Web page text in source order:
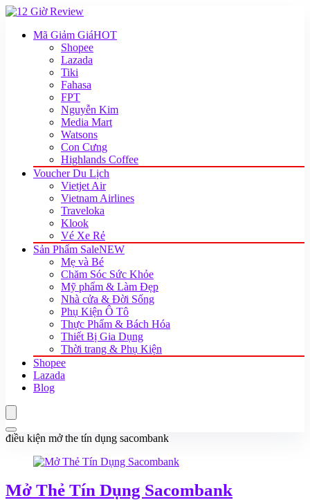
Mã Giảm GiáHOT
Shopee
Lazada
Tiki
Fahasa
FPT
Nguyễn Kim
Media Mart
Watsons
Con Cưng
Highlands Coffee
Voucher Du Lịch
Vietjet Air
Vietnam Airlines
Traveloka
Klook
Vé Xe Rẻ
Sản Phẩm SaleNEW
Mẹ và Bé
Chăm Sóc Sức Khỏe
Mỹ phẩm & Làm Đẹp
Nhà cửa & Đời Sống
Phụ Kiện Ô Tô
Thực Phẩm & Bách Hóa
Thiết Bị Gia Dụng
Thời trang & Phụ Kiện
Shopee
Lazada
Blog
điều kiện mở the tín dụng sacombank
Mở Thẻ Tín Dụng Sacombank